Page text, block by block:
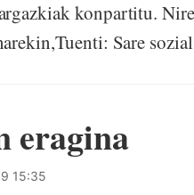
konpartitu.
Sare
eragina
15:35